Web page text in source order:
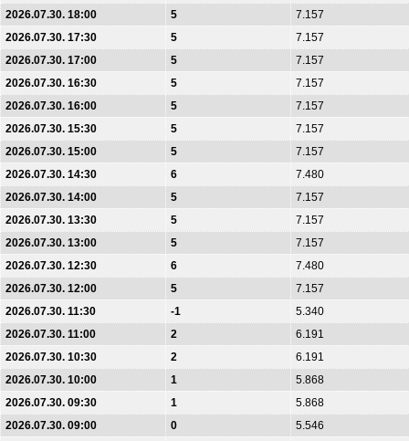
2026.07.30. 18:00
5
7.157
2026.07.30. 17:30
5
7.157
2026.07.30. 17:00
5
7.157
2026.07.30. 16:30
5
7.157
2026.07.30. 16:00
5
7.157
2026.07.30. 15:30
5
7.157
2026.07.30. 15:00
5
7.157
2026.07.30. 14:30
6
7.480
2026.07.30. 14:00
5
7.157
2026.07.30. 13:30
5
7.157
2026.07.30. 13:00
5
7.157
2026.07.30. 12:30
6
7.480
2026.07.30. 12:00
5
7.157
2026.07.30. 11:30
-1
5.340
2026.07.30. 11:00
2
6.191
2026.07.30. 10:30
2
6.191
2026.07.30. 10:00
1
5.868
2026.07.30. 09:30
1
5.868
2026.07.30. 09:00
0
5.546